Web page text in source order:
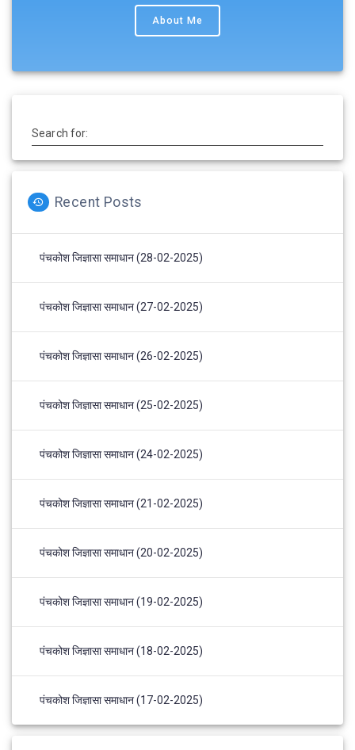
About Me
Search for:
Recent Posts
पंचकोश जिज्ञासा समाधान (28-02-2025)
पंचकोश जिज्ञासा समाधान (27-02-2025)
पंचकोश जिज्ञासा समाधान (26-02-2025)
पंचकोश जिज्ञासा समाधान (25-02-2025)
पंचकोश जिज्ञासा समाधान (24-02-2025)
पंचकोश जिज्ञासा समाधान (21-02-2025)
पंचकोश जिज्ञासा समाधान (20-02-2025)
पंचकोश जिज्ञासा समाधान (19-02-2025)
पंचकोश जिज्ञासा समाधान (18-02-2025)
पंचकोश जिज्ञासा समाधान (17-02-2025)